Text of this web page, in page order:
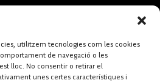
utilitzem tecnologies com les cookies
de navegació o les
lloc. No consentir o retirar el
unes certes característiques i